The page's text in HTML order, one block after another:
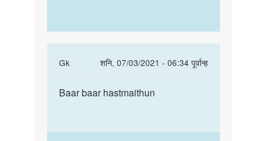
Gk
शनि, 07/03/2021 - 06:34 पूर्वान्ह
to
hand
Baar
Baar baar hastmaithun